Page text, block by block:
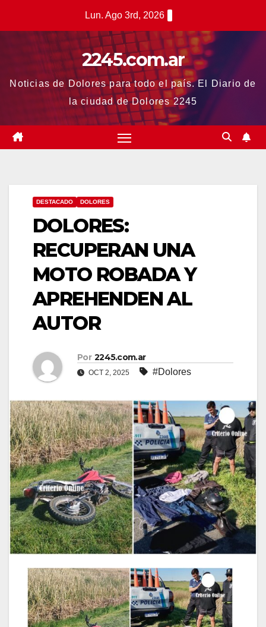
Lun. Ago 3rd, 2026
2245.com.ar
Noticias de Dolores para todo el país. El Diario de
la ciudad de Dolores 2245
DESTACADO DOLORES
DOLORES:
RECUPERAN UNA
MOTO ROBADA Y
APREHENDEN AL
AUTOR
Por 2245.com.ar
OCT 2, 2025 #Dolores